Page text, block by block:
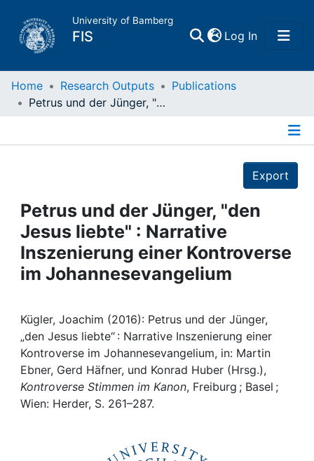
University of Bamberg
FIS Log In(current)
Home
Projects
People
Institutions
Awards
My FIS
Help
Home Research Outputs
Publications
Petrus und der Jünger, "den Jesus liebte" : Narrative Inszenierung einer Kontroverse im Johannesevangelium
Export
Petrus und der Jünger, "den
Jesus liebte" : Narrative
Inszenierung einer Kontroverse
im Johannesevangelium
Kügler, Joachim (2016): Petrus und der Jünger,
„den Jesus liebte“ : Narrative Inszenierung einer
Kontroverse im Johannesevangelium, in: Martin
Ebner, Gerd Häfner, und Konrad Huber (Hrsg.),
Kontroverse Stimmen im Kanon, Freiburg ; Basel ;
Wien: Herder, S. 261–287.